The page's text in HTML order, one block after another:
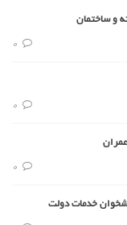
و ساختمان
خدمات دولت